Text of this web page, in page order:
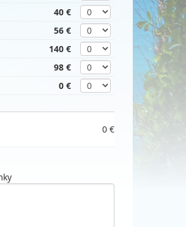
40 €
56 €
140 €
98 €
0 €
0 €